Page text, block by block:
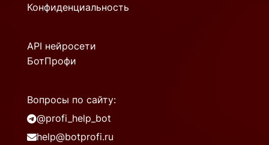
Конфиденциальность
API нейросети
БотПрофи
Вопросы по сайту:
@profi_help_bot
help@botprofi.ru